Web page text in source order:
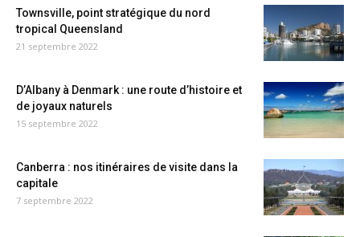
Townsville, point stratégique du nord
tropical Queensland
21 septembre 2022
D’Albany à Denmark : une route d’histoire et
de joyaux naturels
15 septembre 2022
Canberra : nos itinéraires de visite dans la
capitale
7 septembre 2022